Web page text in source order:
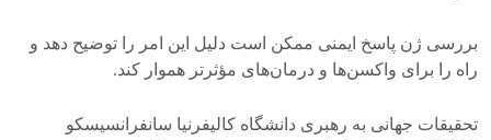
بررسی ژن پاسخ ایمنی ممکن است دلیل این امر را توضیح دهد و
راه را برای واکسن‌ها و درمان‌های مؤثرتر هموار کند.
تحقیقات جهانی به رهبری دانشگاه کالیفرنیا سانفرانسیسکو